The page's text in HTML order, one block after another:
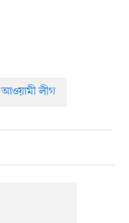
আওয়ামী লীগ